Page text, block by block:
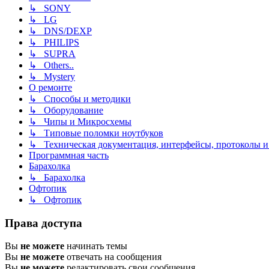
↳ SONY
↳ LG
↳ DNS/DEXP
↳ PHILIPS
↳ SUPRA
↳ Others..
↳ Mystery
О ремонте
↳ Способы и методики
↳ Оборудование
↳ Чипы и Микросхемы
↳ Типовые поломки ноутбуков
↳ Техническая документация, интерфейсы, протоколы и
Программная часть
Барахолка
↳ Барахолка
Офтопик
↳ Офтопик
Права доступа
Вы не можете начинать темы
Вы не можете отвечать на сообщения